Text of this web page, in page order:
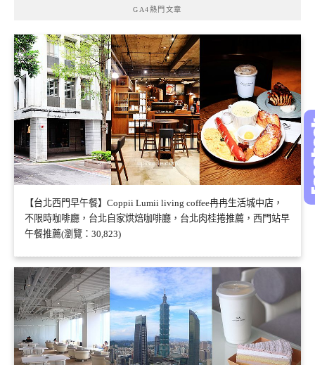
GA4熱門文章
【台北西門早午餐】Coppii Lumii living coffee冉冉生活城中店，
不限時咖啡廳，台北自家烘焙咖啡廳，台北肉桂捲推薦，西門站早
午餐推薦(瀏覽：30,823)